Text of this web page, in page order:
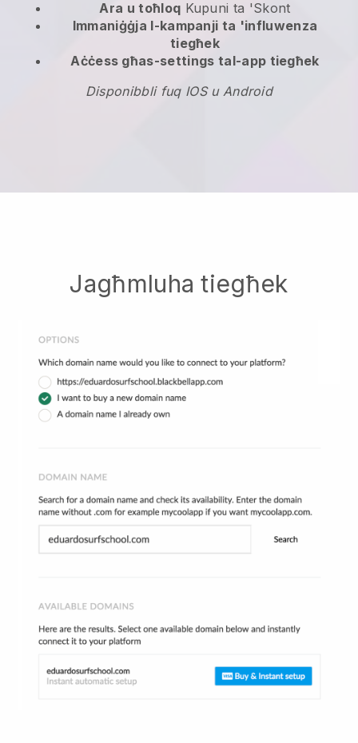
Ara u toħloq Kupuni ta 'Skont
Immaniġġja l-kampanji ta 'influwenza
tiegħek
Aċċess għas-settings tal-app tiegħek
Disponibbli fuq IOS u Android
Jagħmluha tiegħek